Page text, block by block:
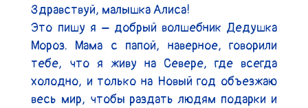
Здравствуй, малышка Алиса!
Это пишу я – добрый волшебник Дедушка
Мороз. Мама с папой, наверное, говорили
тебе, что я живу на Севере, где всегда
холодно, и только на Новый год объезжаю
весь мир, чтобы раздать людям подарки и